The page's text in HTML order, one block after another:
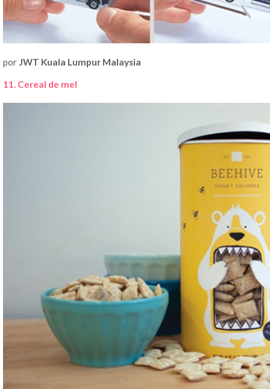
por JWT Kuala Lumpur Malaysia
11. Cereal de mel